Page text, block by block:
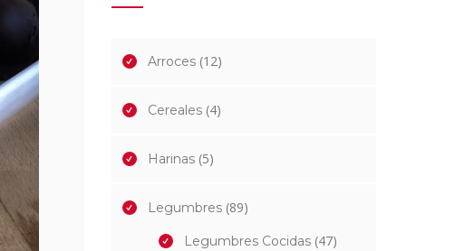
Arroces(12)
Cereales(4)
Harinas(5)
Legumbres(89)
Legumbres Cocidas(47)